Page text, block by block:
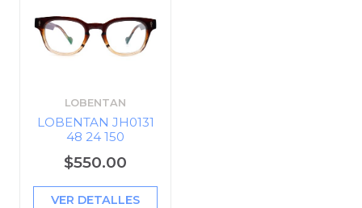
LOBENTAN
LOBENTAN JH0131
48 24 150
$550.00
VER DETALLES